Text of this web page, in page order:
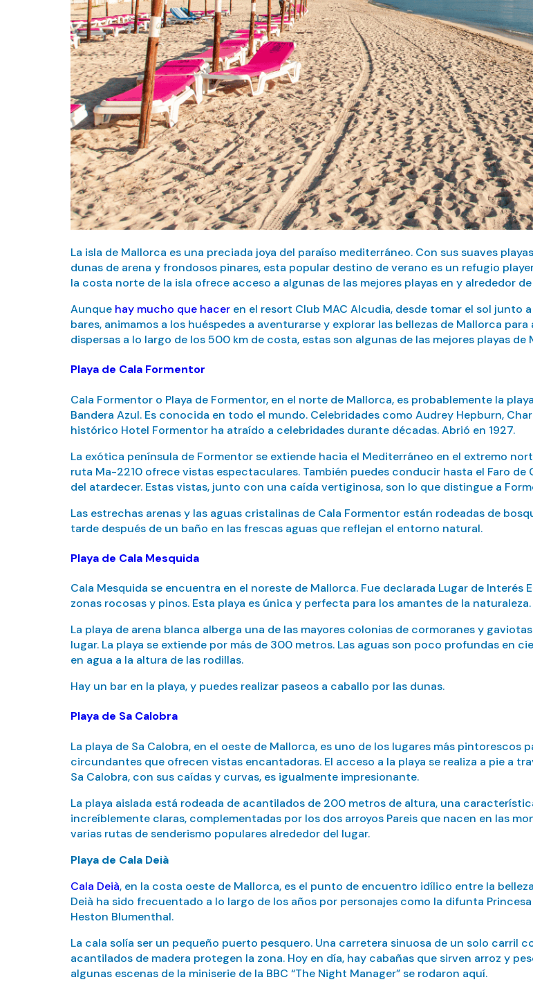
La isla de Mallorca es una preciada joya del paraíso mediterráneo. Con sus suaves
dunas de arena y frondosos pinares, esta popular destino de verano es un refugio
la costa norte de la isla ofrece acceso a algunas de las mejores playas en y alrededor
Aunque hay mucho que hacer en el resort Club MAC Alcudia, desde tomar el sol
bares, animamos a los huéspedes a aventurarse y explorar las bellezas de Mallorca
dispersas a lo largo de los 500 km de costa, estas son algunas de las mejores playas de
Playa de Cala Formentor
Cala Formentor o Playa de Formentor, en el norte de Mallorca, es probablemente la
Bandera Azul. Es conocida en todo el mundo. Celebridades como Audrey Hepburn,
histórico Hotel Formentor ha atraído a celebridades durante décadas. Abrió en 1927.
La exótica península de Formentor se extiende hacia el Mediterráneo en el extremo
ruta Ma-2210 ofrece vistas espectaculares. También puedes conducir hasta el Faro
del atardecer. Estas vistas, junto con una caída vertiginosa, son lo que distingue a
Las estrechas arenas y las aguas cristalinas de Cala Formentor están rodeadas de
tarde después de un baño en las frescas aguas que reflejan el entorno natural.
Playa de Cala Mesquida
Cala Mesquida se encuentra en el noreste de Mallorca. Fue declarada Lugar de Interés
zonas rocosas y pinos. Esta playa es única y perfecta para los amantes de la naturaleza.
La playa de arena blanca alberga una de las mayores colonias de cormoranes y
lugar. La playa se extiende por más de 300 metros. Las aguas son poco profundas
en agua a la altura de las rodillas.
Hay un bar en la playa, y puedes realizar paseos a caballo por las dunas.
Playa de Sa Calobra
La playa de Sa Calobra, en el oeste de Mallorca, es uno de los lugares más
circundantes que ofrecen vistas encantadoras. El acceso a la playa se realiza a pie a
Sa Calobra, con sus caídas y curvas, es igualmente impresionante.
La playa aislada está rodeada de acantilados de 200 metros de altura, una
increíblemente claras, complementadas por los dos arroyos Pareis que nacen en las
varias rutas de senderismo populares alrededor del lugar.
Playa de Cala Deià
Cala Deià, en la costa oeste de Mallorca, es el punto de encuentro idílico entre la
Deià ha sido frecuentado a lo largo de los años por personajes como la difunta
Heston Blumenthal.
La cala solía ser un pequeño puerto pesquero. Una carretera sinuosa de un solo carril
acantilados de madera protegen la zona. Hoy en día, hay cabañas que sirven arroz y
algunas escenas de la miniserie de la BBC “The Night Manager” se rodaron aquí.